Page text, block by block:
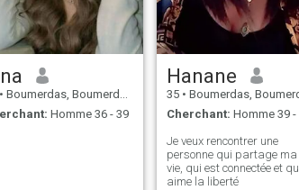
• Boumerdas, Boumerdes, Algérie
Homme 36 - 39
Hanane
35 • Boumerdas, Boumerdes,
Cherchant: Homme 39 -
Je veux rencontrer une
personne qui partage ma
vie, qui est connectée et
aime la liberté